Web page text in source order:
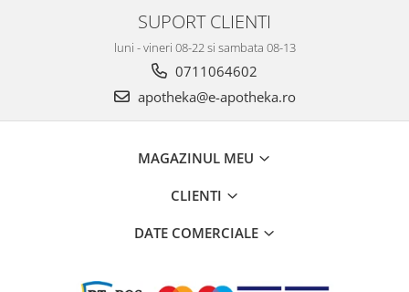
SUPORT CLIENTI
luni - vineri 08-22 si sambata 08-13
0711064602
apotheka@e-apotheka.ro
MAGAZINUL MEU
CLIENTI
DATE COMERCIALE